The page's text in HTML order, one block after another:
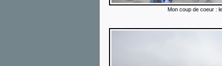
Mon coup de coeur :